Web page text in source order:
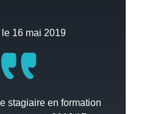
16 mai 2019
stagiaire en formation